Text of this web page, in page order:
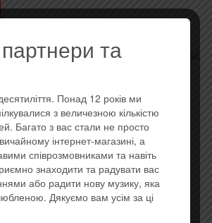
Категории:- Alternative rock, nu metal,
диски (EU, USA)
(0)
Grace
та
Понад 12 років ми
з величезною кількістю
Багато з вас стали не просто
інтернет-магазині, а
співрозмовниками та навіть
знаходити та радувати вас
або радити нову музику, яка
Дякуємо вам усім за ці